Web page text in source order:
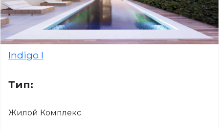
Indigo I
Тип:
Жилой Комплекс